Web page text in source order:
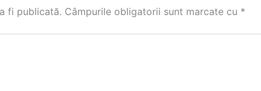
fi publicată. Câmpurile obligatorii sunt marcate cu *